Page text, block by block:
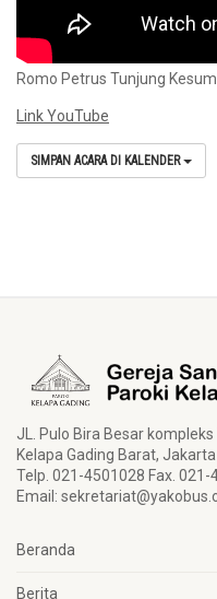
Romo Petrus Tunjung
Link YouTube
SIMPAN ACARA DI KALENDER
JL. Pulo Bira Besar
Kelapa Gading Barat,
Telp. 021-4501028 Fax. 021-
Email:
Beranda
Berita